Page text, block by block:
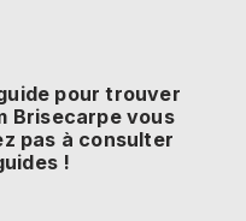
pour trouver
Brisecarpe vous
pas à consulter
!